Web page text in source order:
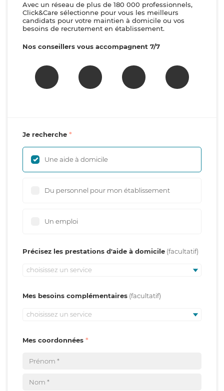
Avec un réseau de plus de 180 000 professionnels,
Click&Care sélectionne pour vous les meilleurs
candidats pour votre maintien à domicile ou vos
besoins de recrutement en établissement.
Nos conseillers vous accompagnent 7/7
Je recherche
Une aide à domicile
Du personnel pour mon établissement
Un emploi
Précisez les prestations d'aide à domicile
choisissez un service
Mes besoins complémentaires
choisissez un service
Mes coordonnées